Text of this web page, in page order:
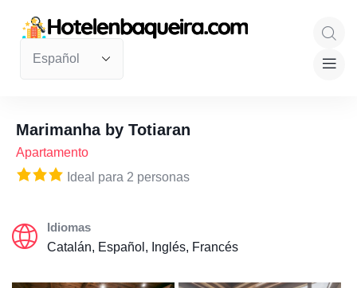
Marimanha by Totiaran
Apartamento
Ideal para 2 personas
Idiomas
Catalán, Español, Inglés, Francés